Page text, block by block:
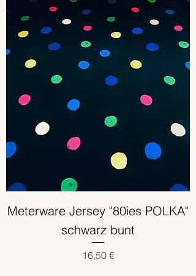
Meterware Jersey "80ies POLKA"
schwarz bunt
Preis
16,50 €